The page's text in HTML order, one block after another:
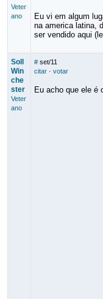
Veter
ano
Eu vi em algum
na america latina,
ser vendido aqui
Soll
Win
che
ster
Veter
ano
# set/11
citar· votar
Eu acho que ele é